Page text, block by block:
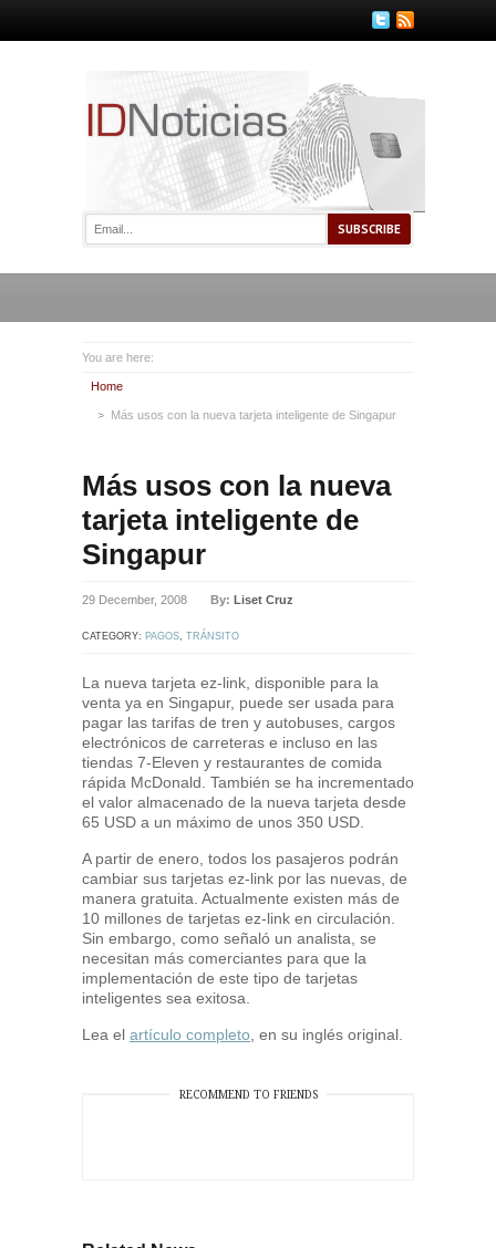
You are here:
Home
Más usos con la nueva tarjeta inteligente de Singapur
Más usos con la nueva
tarjeta inteligente de
Singapur
29 December, 2008 By: Liset Cruz
CATEGORY: PAGOS, TRÁNSITO
La nueva tarjeta ez-link, disponible para la
venta ya en Singapur, puede ser usada para
pagar las tarifas de tren y autobuses, cargos
electrónicos de carreteras e incluso en las
tiendas 7-Eleven y restaurantes de comida
rápida McDonald. También se ha incrementado
el valor almacenado de la nueva tarjeta desde
65 USD a un máximo de unos 350 USD.
A partir de enero, todos los pasajeros podrán
cambiar sus tarjetas ez-link por las nuevas, de
manera gratuita. Actualmente existen más de
10 millones de tarjetas ez-link en circulación.
Sin embargo, como señaló un analista, se
necesitan más comerciantes para que la
implementación de este tipo de tarjetas
inteligentes sea exitosa.
Lea el artículo completo , en su inglés original.
RECOMMEND TO FRIENDS